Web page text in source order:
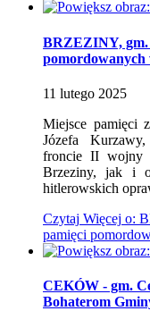
BRZEZINY, gm.
pomordowanych
11 lutego 2025
Miejsce pamięci
Józefa
froncie II wojny
Brzeziny, jak i
hitlerowskich
Czytaj Więcej o:
pamięci
CEKÓW - gm.
Bohaterom